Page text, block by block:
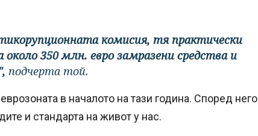
комисия, тя практически
350 млн. евро замразени средства и
подчерта той.
в началото на тази година. Според него
и стандарта на живот у нас.